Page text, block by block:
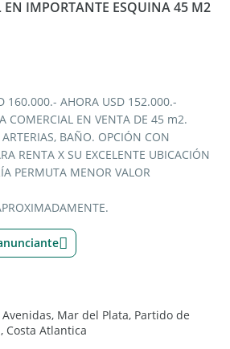
EN IMPORTANTE ESQUINA 45 M2
160.000.- AHORA USD 152.000.-
COMERCIAL EN VENTA DE 45 m2.
BAÑO. OPCIÓN CON
RENTA X SU EXCELENTE UBICACIÓN
PERMUTA MENOR VALOR
Avenidas, Mar del Plata, Partido de
Costa Atlantica